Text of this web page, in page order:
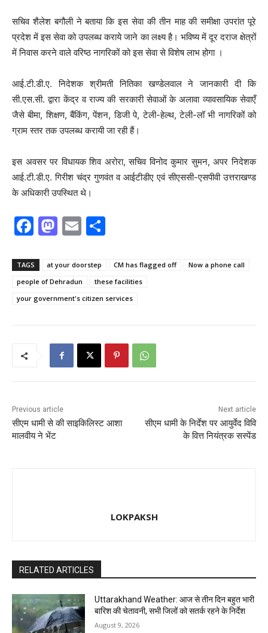
सचिव शैलेश बगौली ने बताया कि इस सेवा की तीन माह की समीक्षा उपरांत पूरे
प्रदेश में इस सेवा को उपलब्ध कराये जाने का लक्ष्य है। भविष्य में दूर दराज क्षेत्रों
में निवास करने वाले वरिष्ठ नागरिकों को इस सेवा से विशेष लाभ होगा ।
आई.टी.डी.ए. निदेशक श्रीमती नितिका खण्डेलवाल ने जानकारी दी कि
सी.एस.सी. द्वारा केंद्र व राज्य की सरकारी सेवाओं के अलावा व्यावसायिक सेवाएँ
जैसे बीमा, शिक्षण, बैंकिंग, पेंशन, डिजी पे, टेली-हेल्थ, टेली-लॉ भी नागरिकों को
ग्राम स्तर तक उपलब्ध करायी जा रही हैं।
इस अवसर पर विधायक शिव अरोरा, सचिव विनोद कुमार सुमन, अपर निदेशक
आई.टी.डी.ए. गिरीश चंद्र गुणवंत व आईटीडीए एवं सीएससी-एसपीवी उत्तराखण्ड
के अधिकारी उपस्थित थे।
F
c
e
b
M
st
o
d
n
E
ai
l
ar
e
TAGS at your doorstep CM has flagged off
Now a phone call
people of Dehradun
these facilities
your government's citizen services
Previous article
सीएम धामी से की साइकिलिस्ट आशा
मालवीय ने भेंट
Next article
सीएम धामी के निर्देश पर आयुर्वेद विवि
के वित्त नियंत्रक सस्पेंड
LOKPAKSH
RELATED ARTICLES
Uttarakhand Weather: आज से तीन दिन बहुत भारी
बारिश की चेतावनी, सभी जिलों को सतर्क रहने के निर्देश
August 9, 2026